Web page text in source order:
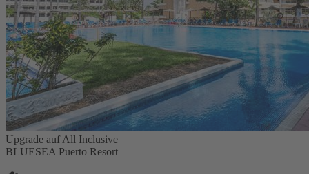
Upgrade auf All Inclusive
BLUESEA Puerto Resort